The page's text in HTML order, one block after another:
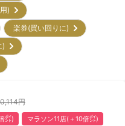
用)
楽券(買い回りに)
)
円
㌽)
マラソン11店(＋10倍㌽)